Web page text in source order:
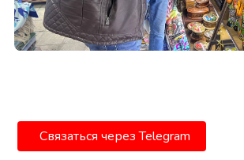
Связаться через Telegram